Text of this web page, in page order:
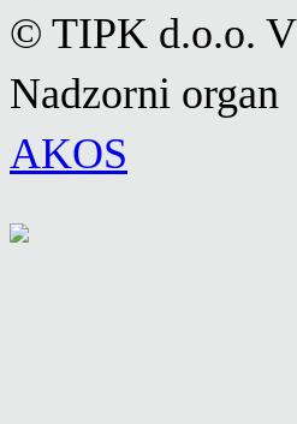
© TIPK d.o.o.
Nadzorni organ
AKOS